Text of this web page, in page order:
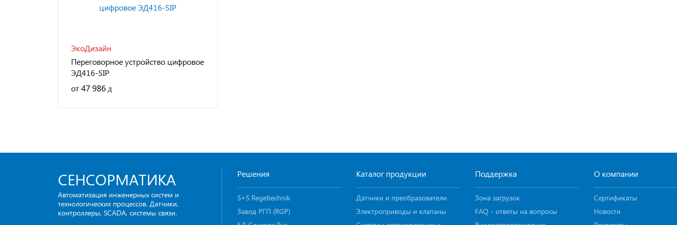
ЭкоДизайн
Переговорное устройство цифровое
ЭД416-SIP
от47 986
СЕНСОРМАТИКА
Автоматизация инженерных систем и
технологических процессов. Датчики,
контроллеры, SCADA, системы связи.
Решения
S+S Regeltechnik
Завод РГП (RGP)
Каталог продукции
Датчики и преобразователи
Электроприводы и клапаны
Поддержка
Зона загрузок
FAQ - ответы на вопросы
О компании
Сертификаты
Новости